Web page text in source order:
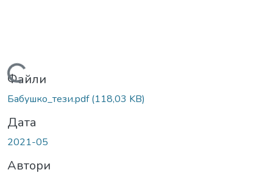
Вантажиться...
Файли
Бабушко_тези.pdf(118,03 KB)
Дата
2021-05
Автори